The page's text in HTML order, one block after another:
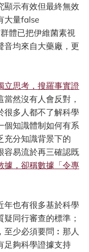
顯示有效但最終無效
大量false
體已把伊維菌素視
音均來自大藥廠，更
立思考，搜羅事實證
當然沒有人會反對，
很多人都不了解科學
個知識體制如何有系
充分知識背景下的
容易流於再三確認既
據，卻稱數據「令專
年也有很多基於科學
同行審查的標準；
少必須要問︰那人
足夠科學證據支持